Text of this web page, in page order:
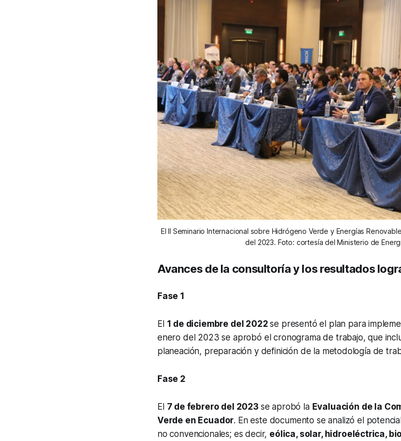
El II Seminario Internacional sobre Hidrógeno Verde y Energías
del 2023. Foto: cortesía del Ministerio de
Avances de la consultoría y los resultados
Fase 1
El 1 de diciembre del 2022se presentó el plan para
enero del 2023 se aprobó el cronograma de trabajo, que
planeación, preparación y definición de la metodología de
Fase 2
El 7 de febrero del 2023 se aprobó la Evaluación de la
Verde en Ecuador. En este documento se analizó el
no convencionales; es decir, eólica, solar, hidroeléctrica,